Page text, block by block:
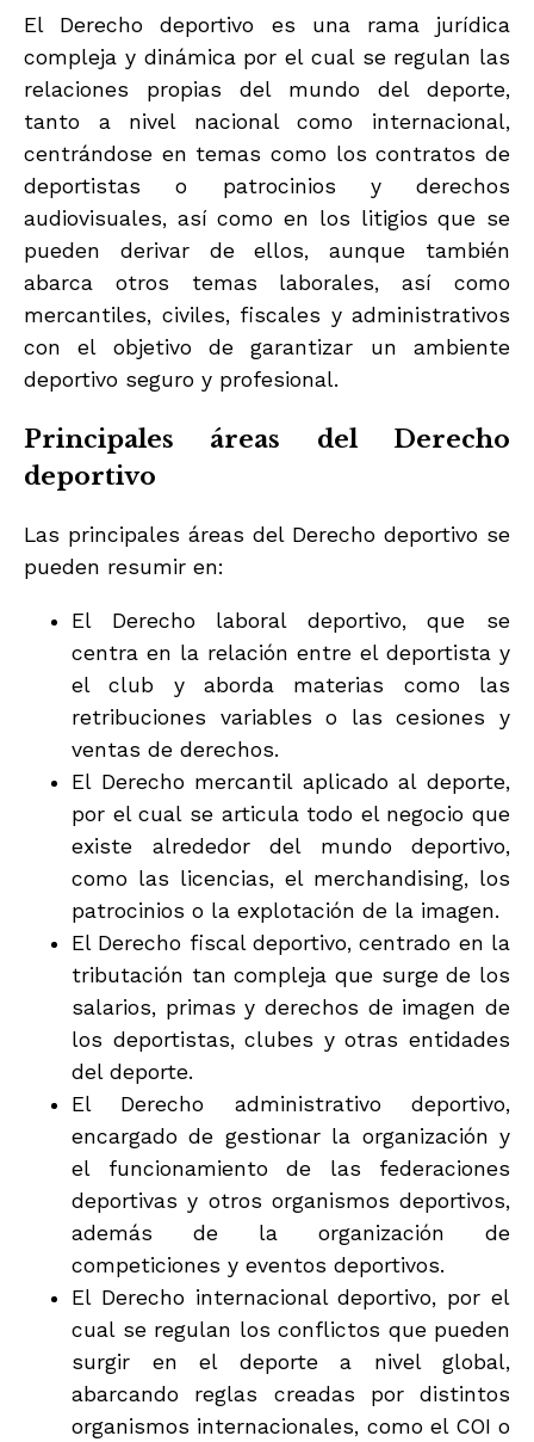
El Derecho deportivo es una rama jurídica
compleja y dinámica por el cual se regulan las
relaciones propias del mundo del deporte,
tanto a nivel nacional como internacional,
centrándose en temas como los contratos de
deportistas o patrocinios y derechos
audiovisuales, así como en los litigios que se
pueden derivar de ellos, aunque también
abarca otros temas laborales, así como
mercantiles, civiles, fiscales y administrativos
con el objetivo de garantizar un ambiente
deportivo seguro y profesional.
Principales áreas del Derecho
deportivo
Las principales áreas del Derecho deportivo se
pueden resumir en:
El Derecho laboral deportivo, que se
centra en la relación entre el deportista y
el club y aborda materias como las
retribuciones variables o las cesiones y
ventas de derechos.
El Derecho mercantil aplicado al deporte,
por el cual se articula todo el negocio que
existe alrededor del mundo deportivo,
como las licencias, el merchandising, los
patrocinios o la explotación de la imagen.
El Derecho fiscal deportivo, centrado en la
tributación tan compleja que surge de los
salarios, primas y derechos de imagen de
los deportistas, clubes y otras entidades
del deporte.
El Derecho administrativo deportivo,
encargado de gestionar la organización y
el funcionamiento de las federaciones
deportivas y otros organismos deportivos,
además de la organización de
competiciones y eventos deportivos.
El Derecho internacional deportivo, por el
cual se regulan los conflictos que pueden
surgir en el deporte a nivel global,
abarcando reglas creadas por distintos
organismos internacionales, como el COI o